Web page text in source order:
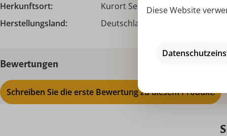
Herkunftsort:
Kurort Seiffen | Erzgebirge
Herstellungsland:
Deutschland - Made in Germany
Bewertungen
Schreiben Sie die erste Bewertung zu diesem Produkt.
Diese Website